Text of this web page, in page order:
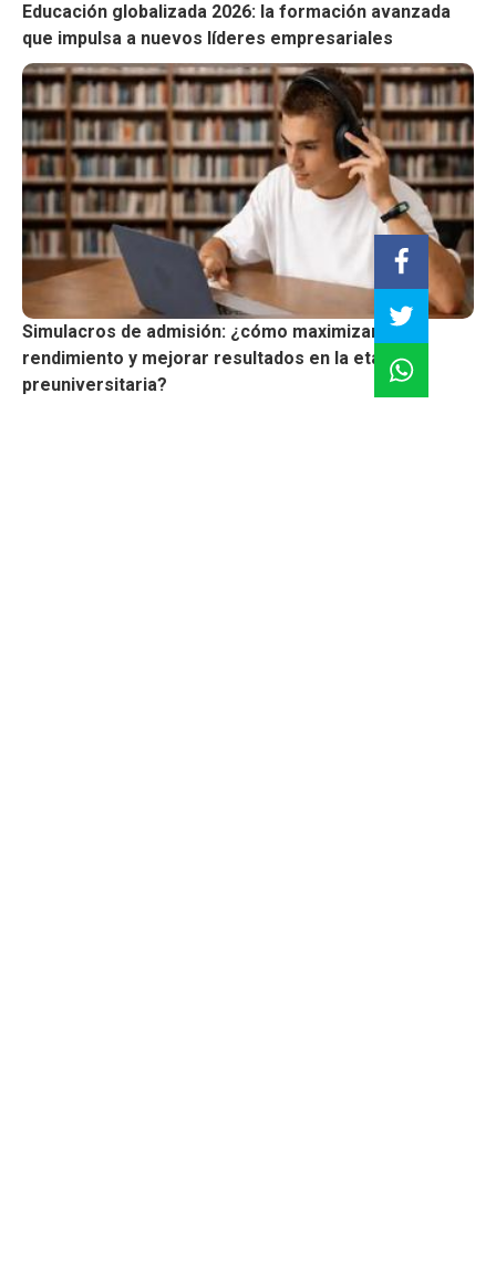
Educación globalizada 2026: la formación avanzada
que impulsa a nuevos líderes empresariales
Simulacros de admisión: ¿cómo maximizar tu
rendimiento y mejorar resultados en la etapa
preuniversitaria?